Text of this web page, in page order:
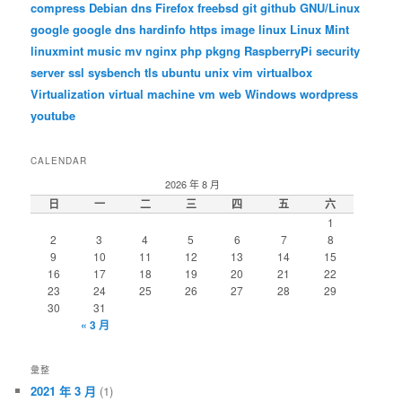
compress Debian dns Firefox freebsd git github GNU/Linux
google google dns hardinfo https image linux Linux Mint
linuxmint music mv nginx php pkgng RaspberryPi security
server ssl sysbench tls ubuntu unix vim virtualbox
Virtualization virtual machine vm web Windows wordpress
youtube
CALENDAR
2026 年 8 月
日 一 二 三 四 五 六
1
2
3 4 5 6 7
8
9
10 11 12 13 14
15
16
17 18 19 20 21
22
23
24 25 26 27 28
29
30
31
« 3 月
彙整
2021 年 3 月 (1)